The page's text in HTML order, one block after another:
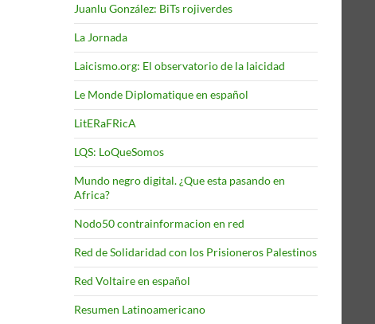
Juanlu González: BiTs rojiverdes
La Jornada
Laicismo.org: El observatorio de la laicidad
Le Monde Diplomatique en español
LitERaFRicA
LQS: LoQueSomos
Mundo negro digital. ¿Que esta pasando en
Africa?
Nodo50 contrainformacion en red
Red de Solidaridad con los Prisioneros Palestinos
Red Voltaire en español
Resumen Latinoamericano